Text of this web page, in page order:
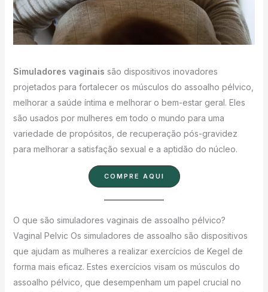
Simuladores vaginais são dispositivos inovadores
projetados para fortalecer os músculos do assoalho pélvico,
melhorar a saúde íntima e melhorar o bem-estar geral. Eles
são usados por mulheres em todo o mundo para uma
variedade de propósitos, de recuperação pós-gravidez
para melhorar a satisfação sexual e a aptidão do núcleo.
COMPRE AQUI
O que são simuladores vaginais de assoalho pélvico?
Vaginal Pelvic Os simuladores de assoalho são dispositivos
que ajudam as mulheres a realizar exercícios de Kegel de
forma mais eficaz. Estes exercícios visam os músculos do
assoalho pélvico, que desempenham um papel crucial no